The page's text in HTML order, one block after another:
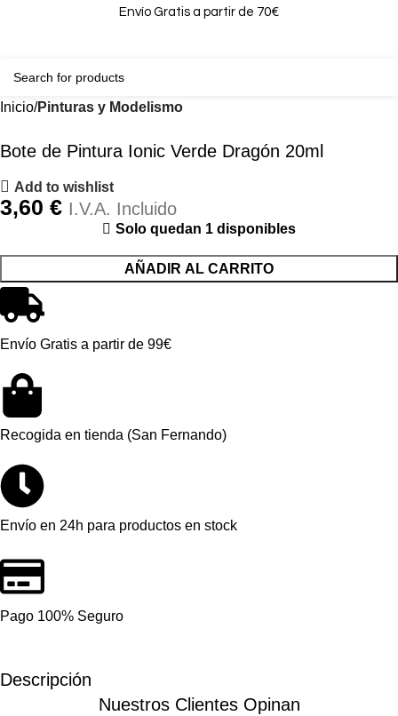
Envío Gratis a partir de 70€
Inicio Pinturas y Modelismo
Bote de Pintura Ionic Verde Dragón 20ml
Add to wishlist
3,60 € I.V.A. Incluido
Solo quedan 1 disponibles
AÑADIR AL CARRITO
Envío Gratis a partir de 99€
Recogida en tienda (San Fernando)
Envío en 24h para productos en stock
Pago 100% Seguro
Descripción
Nuestros Clientes Opinan